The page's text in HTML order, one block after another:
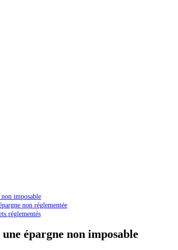
imposable
non réglementée
réglementés
épargne non imposable